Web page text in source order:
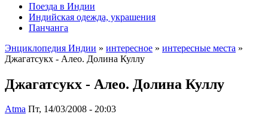
Поезда в Индии
Индийская одежда, украшения
Панчанга
Энциклопедия Индии » интересное » интересные места »
Джагатсукх - Алео. Долина Куллу
Джагатсукх - Алео. Долина Куллу
Atma Пт, 14/03/2008 - 20:03